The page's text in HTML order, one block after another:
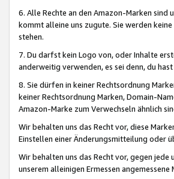
6. Alle Rechte an den Amazon-Marken
kommt alleine uns zugute. Sie werden
stehen.
7. Du darfst kein Logo von, oder Inhalte
anderweitig verwenden, es sei denn, du
8. Sie dürfen in keiner Rechtsordnung
keiner Rechtsordnung Marken, Domain-
Amazon-Marke zum Verwechseln ähnlich
Wir behalten uns das Recht vor, diese
Einstellen einer Änderungsmitteilung oder
Wir behalten uns das Recht vor, gegen
unserem alleinigen Ermessen